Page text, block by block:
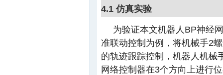
4.1 仿真实验
为验证本文机器人BP神经
准联动控制为例，将机械手2
的轨迹跟踪控制，机器人机械
网络控制器在3个方向上进行